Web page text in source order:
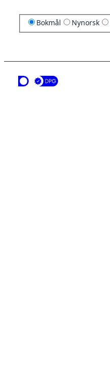
Bokmål Nynorsk